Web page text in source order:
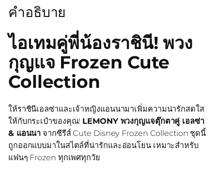
คำอธิบาย
ไอเทมคู่พี่น้องราชินี! พวง
กุญแจ Frozen Cute
Collection
ให้ราชินีเอลซ่าและเจ้าหญิงแอนนามาเพิ่มความน่ารักสดใส
ให้กับกระเป๋าของคุณ! LEMONY พวงกุญแจตุ๊กตาคู่ เอลซ่า
& แอนนา จากซีรีส์ Cute Disney Frozen Collection ชุดนี้
ถูกออกแบบมาในสไตล์ที่น่ารักและอ่อนโยน เหมาะสำหรับ
แฟนๆ Frozen ทุกเพศทุกวัย